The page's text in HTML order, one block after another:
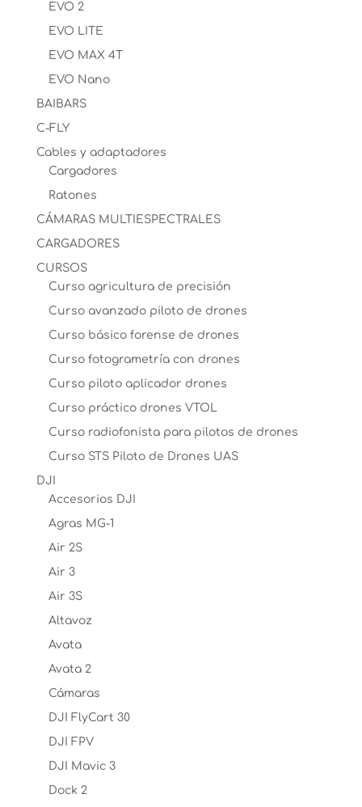
EVO 2
EVO LITE
EVO MAX 4T
EVO Nano
BAIBARS
C-FLY
Cables y adaptadores
Cargadores
Ratones
CÁMARAS MULTIESPECTRALES
CARGADORES
CURSOS
Curso agricultura de precisión
Curso avanzado piloto de drones
Curso básico forense de drones
Curso fotogrametría con drones
Curso piloto aplicador drones
Curso práctico drones VTOL
Curso radiofonista para pilotos de drones
Curso STS Piloto de Drones UAS
DJI
Accesorios DJI
Agras MG-1
Air 2S
Air 3
Air 3S
Altavoz
Avata
Avata 2
Cámaras
DJI FlyCart 30
DJI FPV
DJI Mavic 3
Dock 2